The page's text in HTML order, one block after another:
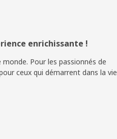
enrichissante !
Pour les passionnés de
ceux qui démarrent dans la vie